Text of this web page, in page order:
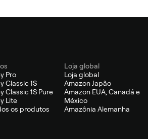
Pro
Classic 1S
Classic 1S Pure
Lite
os produtos
Loja global
Loja global
Amazon Japão
Amazon EUA, Canadá e
México
Amazônia Alemanha